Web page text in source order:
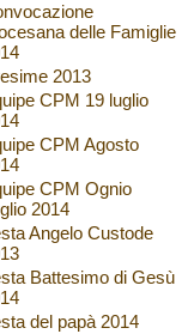
delle Famiglie
2013
CPM 19 luglio
CPM Agosto
CPM Ognio
2014
Angelo Custode
Battesimo di Gesù
del papà 2014